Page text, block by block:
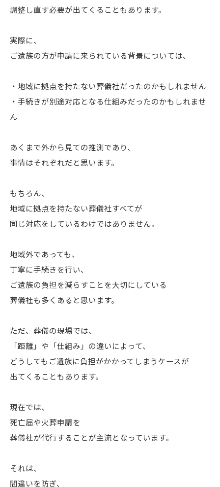
調整し直す必要が出てくることもあります。
実際に、
ご遺族の方が申請に来られている背景については、
・地域に拠点を持たない葬儀社だったのかもしれません
・手続きが別途対応となる仕組みだったのかもしれませ
ん
あくまで外から見ての推測であり、
事情はそれぞれだと思います。
もちろん、
地域に拠点を持たない葬儀社すべてが
同じ対応をしているわけではありません。
地域外であっても、
丁寧に手続きを行い、
ご遺族の負担を減らすことを大切にしている
葬儀社も多くあると思います。
ただ、葬儀の現場では、
「距離」や「仕組み」の違いによって、
どうしてもご遺族に負担がかかってしまうケースが
出てくることもあります。
現在では、
死亡届や火葬申請を
葬儀社が代行することが主流となっています。
それは、
間違いを防ぎ、